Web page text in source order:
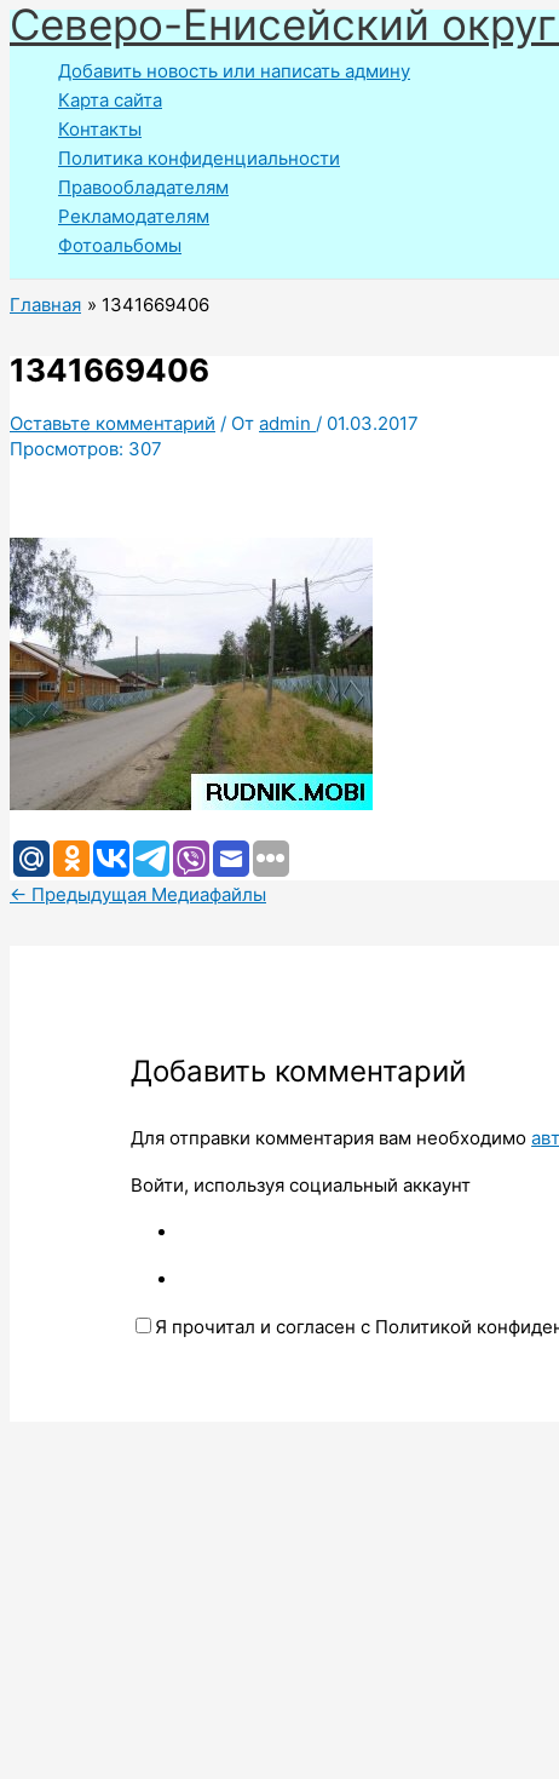
Перейти
к
содержимому
Северо-Енисейский
Добавить новость или написать админу
Карта сайта
Контакты
Политика конфиденциальности
Правообладателям
Рекламодателям
Фотоальбомы
Главная 1341669406
1341669406
Оставьте комментарий / От admin / 01.03.2017
Просмотров: 307
← Предыдущая Медиафайлы
Добавить комментарий
Для отправки комментария вам необходимо
Войти, используя социальный аккаунт
Я прочитал и согласен с Политикой